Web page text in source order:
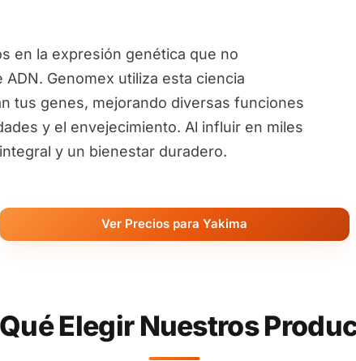
en la expresión genética que no
Genomex utiliza esta ciencia
tus genes, mejorando diversas funciones
y el envejecimiento. Al influir en miles
y un bienestar duradero.
Ver Precios para Yakima
Elegir Nuestros